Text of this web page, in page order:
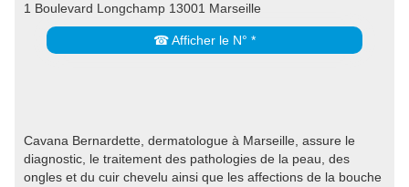
1 Boulevard Longchamp 13001 Marseille
☎ Afficher le N° *
Cavana Bernardette, dermatologue à Marseille, assure le
diagnostic, le traitement des pathologies de la peau, des
ongles et du cuir chevelu ainsi que les affections de la bouche